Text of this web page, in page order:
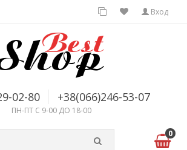
Вход
02-80 +38(066)246-53-07
ПН-ПТ С 9-00 ДО 18-00
0